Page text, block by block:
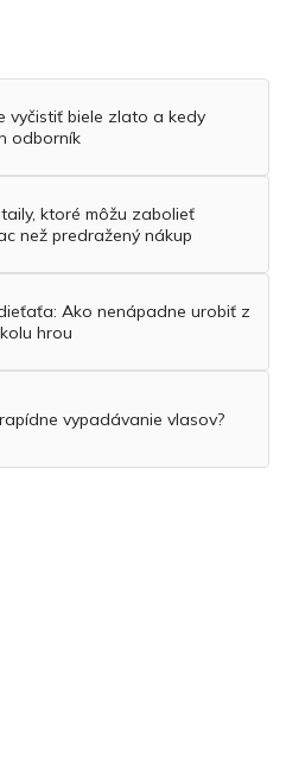
vyčistiť biele zlato a kedy
odborník
ktoré môžu zabolieť
než predražený nákup
Ako nenápadne urobiť z
hrou
vypadávanie vlasov?